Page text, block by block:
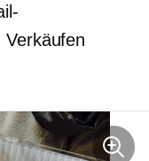
Verkäufen